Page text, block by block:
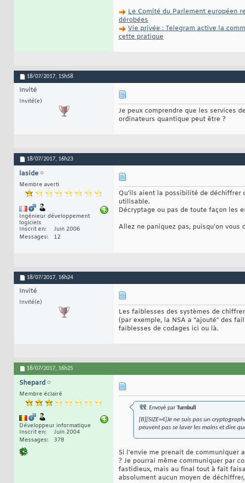
Le Comité du Parlement européen
dérobées
Vie privée : Telegram active la
cette pratique
18/07/2017, 15h58
Invité
Invité(e)
Je peux comprendre que les services
ordinateurs quantique peut être ?
18/07/2017, 16h23
laside
Membre averti
Ingénieur développement
logiciels
Inscrit en
Juin 2006
Messages
12
Qu'ils aient la possibilité de déchiffrer
utilisable.
Décryptage ou pas de toute façon les
Allez ne paniquez pas, puisqu'on vous
18/07/2017, 16h24
Invité
Invité(e)
Les faiblesses des systèmes de
(par exemple, la NSA a "ajouté" des
faiblesses de codages ici ou là.
18/07/2017, 16h25
Shepard
Membre éclairé
Développeur informatique
Inscrit en
Juin 2004
Messages
378
Envoyé par Turnbull
[B][SIZE=4]Je ne suis pas un
peuvent pas se laver les mains et dire
Si l'envie me prenait de communiquer
? Je pourrai même communiquer par
fastidieux, mais au final tout à fait
absolument aucun moyen de